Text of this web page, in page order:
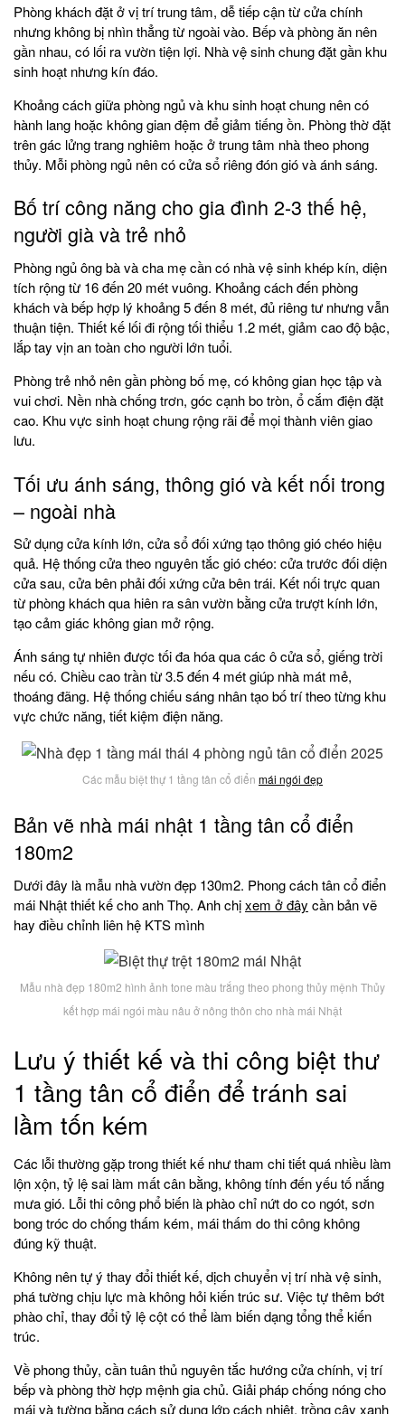
Phòng khách đặt ở vị trí trung tâm, dễ tiếp cận từ cửa chính
nhưng không bị nhìn thẳng từ ngoài vào. Bếp và phòng ăn nên
gần nhau, có lối ra vườn tiện lợi. Nhà vệ sinh chung đặt gần khu
sinh hoạt nhưng kín đáo.
Khoảng cách giữa phòng ngủ và khu sinh hoạt chung nên có
hành lang hoặc không gian đệm để giảm tiếng ồn. Phòng thờ đặt
trên gác lửng trang nghiêm hoặc ở trung tâm nhà theo phong
thủy. Mỗi phòng ngủ nên có cửa sổ riêng đón gió và ánh sáng.
Bố trí công năng cho gia đình 2-3 thế hệ,
người già và trẻ nhỏ
Phòng ngủ ông bà và cha mẹ cần có nhà vệ sinh khép kín, diện
tích rộng từ 16 đến 20 mét vuông. Khoảng cách đến phòng
khách và bếp hợp lý khoảng 5 đến 8 mét, đủ riêng tư nhưng vẫn
thuận tiện. Thiết kế lối đi rộng tối thiểu 1.2 mét, giảm cao độ bậc,
lắp tay vịn an toàn cho người lớn tuổi.
Phòng trẻ nhỏ nên gần phòng bố mẹ, có không gian học tập và
vui chơi. Nền nhà chống trơn, góc cạnh bo tròn, ổ cắm điện đặt
cao. Khu vực sinh hoạt chung rộng rãi để mọi thành viên giao
lưu.
Tối ưu ánh sáng, thông gió và kết nối trong
– ngoài nhà
Sử dụng cửa kính lớn, cửa sổ đối xứng tạo thông gió chéo hiệu
quả. Hệ thống cửa theo nguyên tắc gió chéo: cửa trước đối diện
cửa sau, cửa bên phải đối xứng cửa bên trái. Kết nối trực quan
từ phòng khách qua hiên ra sân vườn bằng cửa trượt kính lớn,
tạo cảm giác không gian mở rộng.
Ánh sáng tự nhiên được tối đa hóa qua các ô cửa sổ, giếng trời
nếu có. Chiều cao trần từ 3.5 đến 4 mét giúp nhà mát mẻ,
thoáng đãng. Hệ thống chiếu sáng nhân tạo bố trí theo từng khu
vực chức năng, tiết kiệm điện năng.
Các mẫu biệt thự 1 tầng tân cổ điển mái ngói đẹp
Bản vẽ nhà mái nhật 1 tầng tân cổ điển
180m2
Dưới đây là mẫu nhà vườn đẹp 130m2. Phong cách tân cổ điển
mái Nhật thiết kế cho anh Thọ. Anh chịxem ở đây cần bản vẽ
hay điều chỉnh liên hệ KTS mình
Mẫu nhà đẹp 180m2 hình ảnh tone màu trắng theo phong thủy mệnh Thủy
kết hợp mái ngói màu nâu ở nông thôn cho nhà mái Nhật
Lưu ý thiết kế và thi công biệt thư
1 tầng tân cổ điển để tránh sai
lầm tốn kém
Các lỗi thường gặp trong thiết kế như tham chi tiết quá nhiều làm
lộn xộn, tỷ lệ sai làm mất cân bằng, không tính đến yếu tố nắng
mưa gió. Lỗi thi công phổ biến là phào chỉ nứt do co ngót, sơn
bong tróc do chống thấm kém, mái thấm do thi công không
đúng kỹ thuật.
Không nên tự ý thay đổi thiết kế, dịch chuyển vị trí nhà vệ sinh,
phá tường chịu lực mà không hỏi kiến trúc sư. Việc tự thêm bớt
phào chỉ, thay đổi tỷ lệ cột có thể làm biến dạng tổng thể kiến
trúc.
Về phong thủy, cần tuân thủ nguyên tắc hướng cửa chính, vị trí
bếp và phòng thờ hợp mệnh gia chủ. Giải pháp chống nóng cho
mái và tường bằng cách sử dụng lớp cách nhiệt, trồng cây xanh